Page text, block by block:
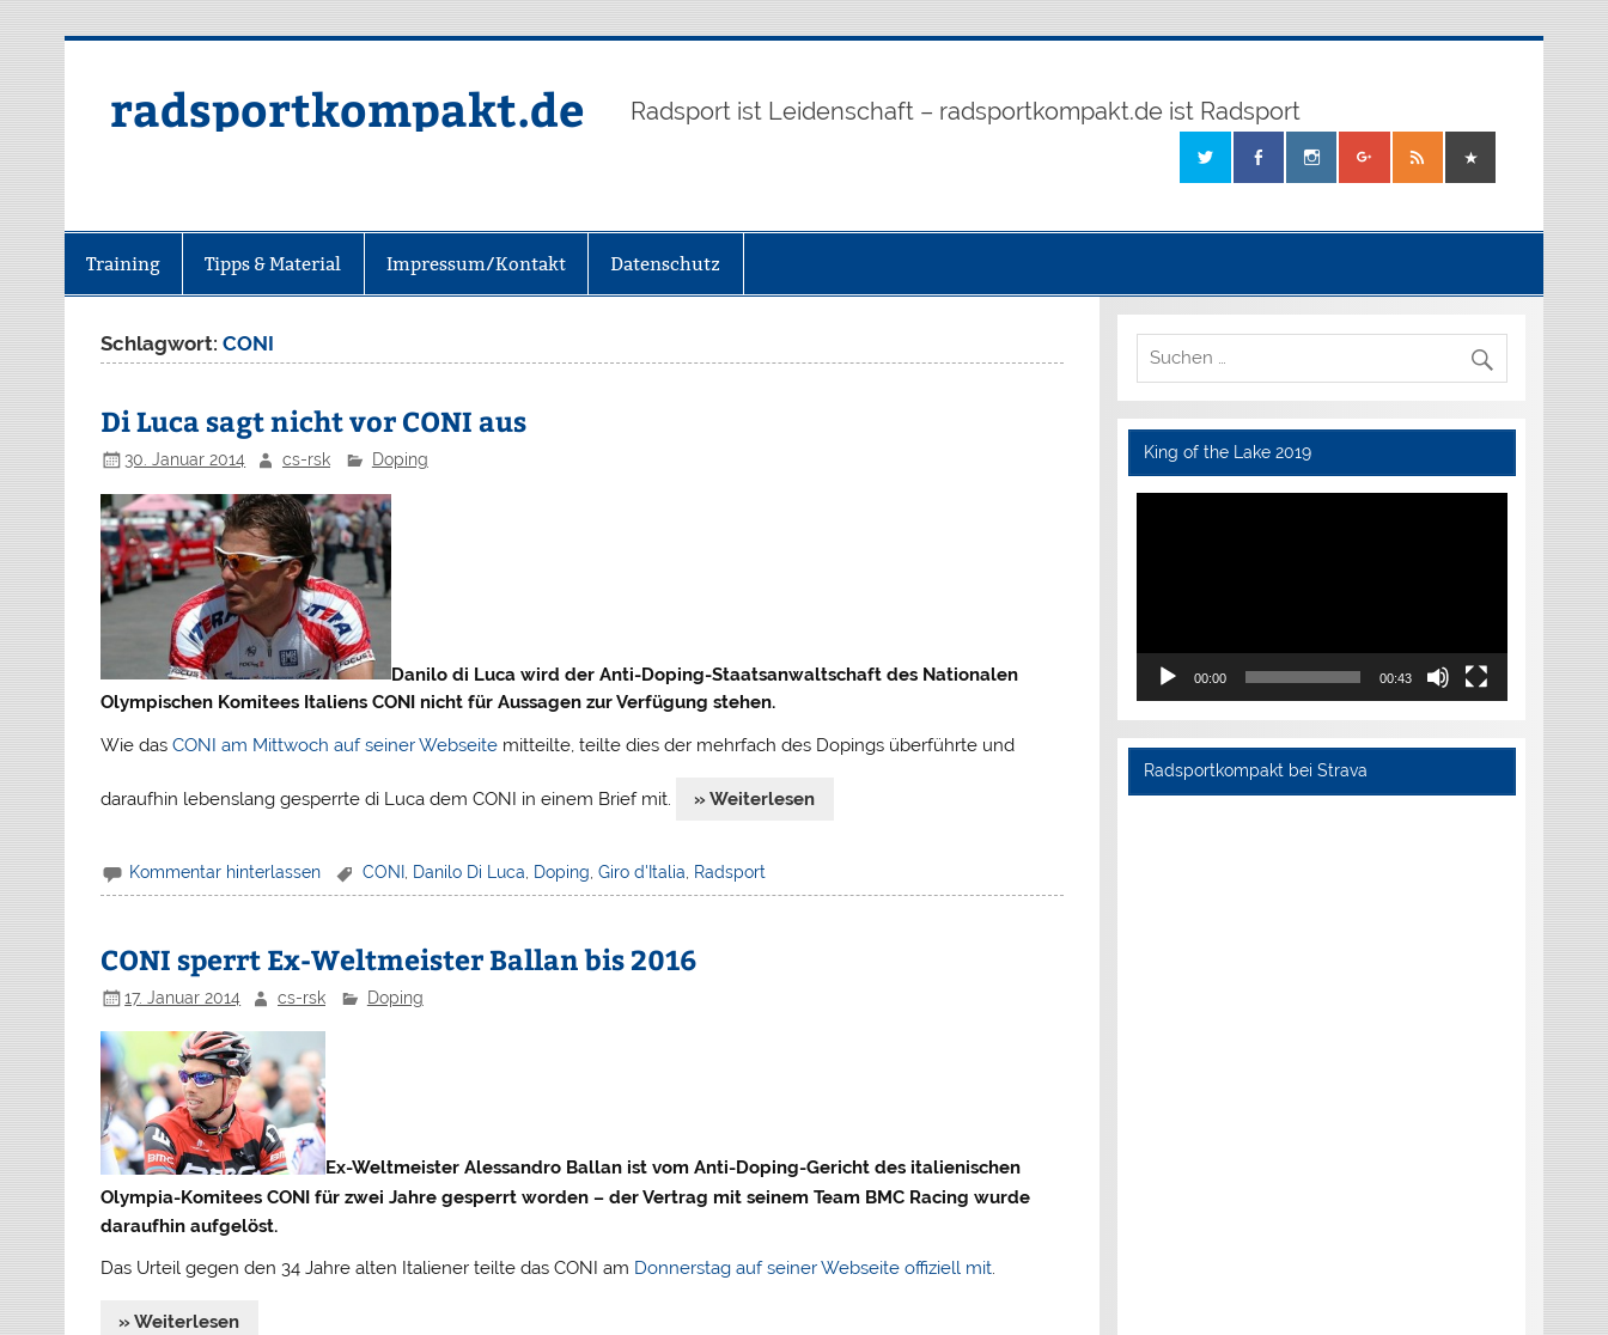
radsportkompakt.de Radsport ist Leidenschaft – radsportkompakt.de ist Radsport
Training Tipps & Material Impressum/Kontakt Datenschutz
Schlagwort:CONI
Di Luca sagt nicht vor CONI aus
30. Januar 2014 cs-rsk Doping
Danilo di Luca wird der Anti-Doping-Staatsanwaltschaft des Nationalen
Olympischen Komitees Italiens CONI nicht für Aussagen zur Verfügung stehen.
Wie dasCONI am Mittwoch auf seiner Webseite mitteilte, teilte dies der mehrfach des Dopings überführte und
daraufhin lebenslang gesperrte di Luca dem CONI in einem Brief mit. » Weiterlesen
Kommentar hinterlassen CONI, Danilo Di Luca Doping Giro d'Italia Radsport
CONI sperrt Ex-Weltmeister Ballan bis 2016
17. Januar 2014 cs-rsk Doping
Ex-Weltmeister Alessandro Ballan ist vom Anti-Doping-Gericht des italienischen
Olympia-Komitees CONI für zwei Jahre gesperrt worden – der Vertrag mit seinem Team BMC Racing wurde
daraufhin aufgelöst.
Das Urteil gegen den 34 Jahre alten Italiener teilte das CONI am Donnerstag auf seiner Webseite offiziell mit.
» Weiterlesen
King of the Lake 2019
Video-
00:00 00:43
Radsportkompakt bei Strava